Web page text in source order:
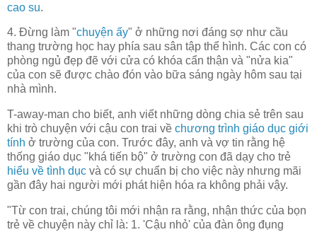
cao su.
4. Đừng làm "chuyện ấy" ở những nơi đáng sợ như cầu
thang trường học hay phía sau sân tập thể hình. Các con có
phòng ngủ đẹp đẽ với cửa có khóa cẩn thận và "nửa kia"
của con sẽ được chào đón vào bữa sáng ngày hôm sau tại
nhà mình.
T-away-man cho biết, anh viết những dòng chia sẻ trên sau
khi trò chuyện với cậu con trai về chương trình giáo dục giới
tính ở trường của con. Trước đây, anh và vợ tin rằng hệ
thống giáo dục "khá tiến bộ" ở trường con đã dạy cho trẻ
hiểu về tình dục và có sự chuẩn bị cho việc này nhưng mãi
gần đây hai người mới phát hiện hóa ra không phải vậy.
"Từ con trai, chúng tôi mới nhận ra rằng, nhận thức của bọn
trẻ về chuyện này chỉ là: 1. 'Cậu nhỏ' của đàn ông đụng